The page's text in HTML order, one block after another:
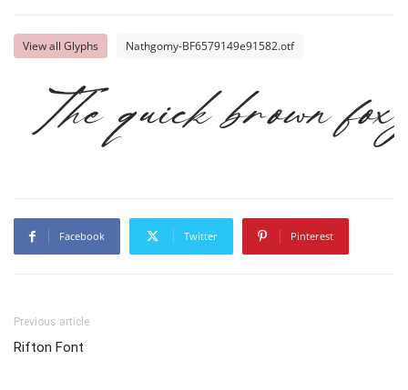
View all Glyphs Nathgomy-BF6579149e91582.otf
The quick brown
Facebook Twitter Pinterest
Previous article
Rifton Font